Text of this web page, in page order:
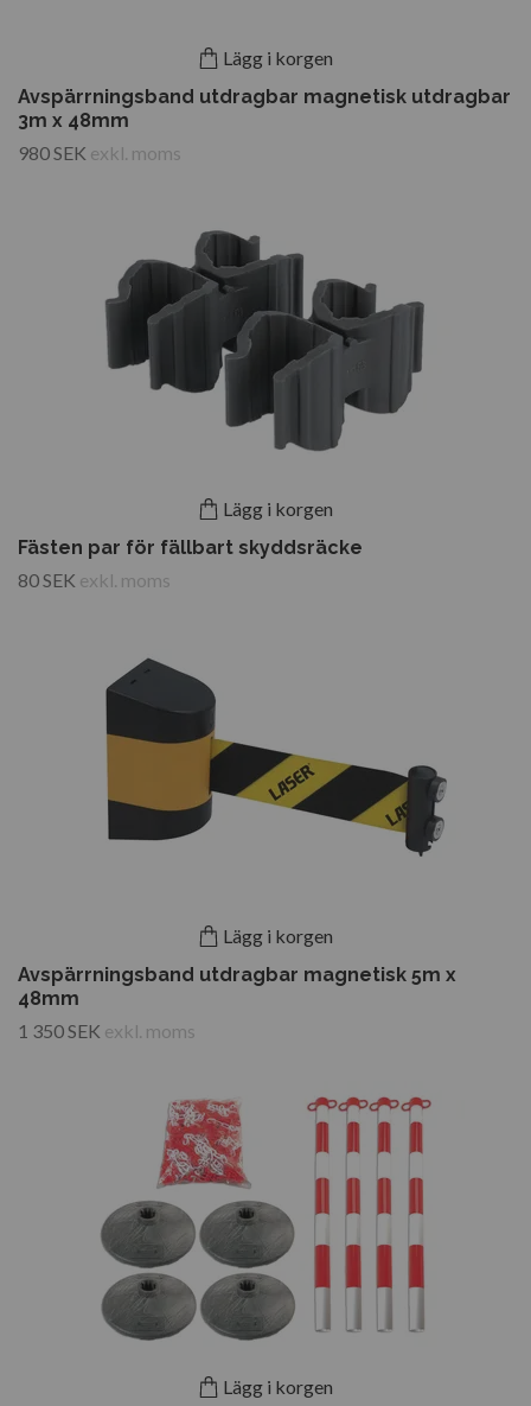
Lägg i korgen
Avspärrningsband utdragbar magnetisk utdragbar
3m x 48mm
980 SEK exkl. moms
Lägg i korgen
Fästen par för fällbart skyddsräcke
80 SEK exkl. moms
Lägg i korgen
Avspärrningsband utdragbar magnetisk 5m x
48mm
1 350 SEK exkl. moms
Lägg i korgen